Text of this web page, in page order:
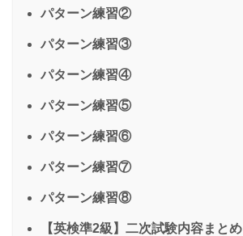
パターン練習②
パターン練習③
パターン練習④
パターン練習⑤
パターン練習⑥
パターン練習⑦
パターン練習⑧
【英検準2級】二次試験内容まとめ